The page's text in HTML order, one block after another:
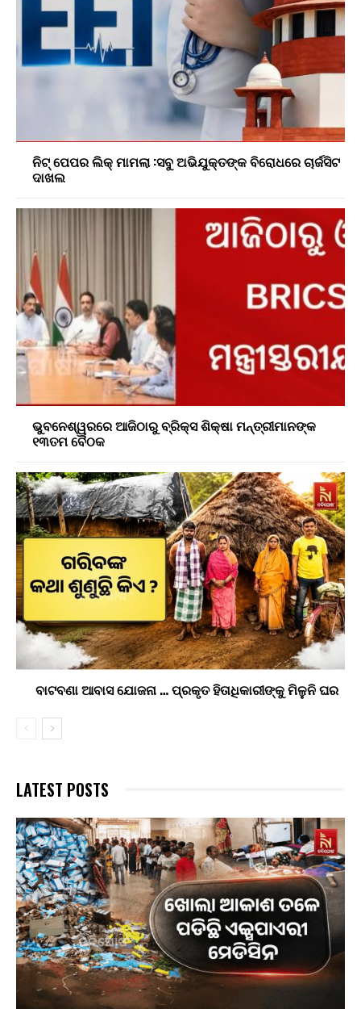
ନିଟ୍ ପେପର ଲିକ୍ ମାମଲା :ସବୁ ଅଭିଯୁକ୍ତଙ୍କ ବିରୋଧରେ ଚାର୍ଜସିଟ
ଦାଖଲ
ଭୁବନେଶ୍ୱରରେ ଆଜିଠାରୁ ବ୍ରିକ୍ସ ଶିକ୍ଷା ମନ୍ତ୍ରୀମାନଙ୍କ
୧୩ତମ ବୈଠକ
ବାଟବଣା ଆବାସ ଯୋଜନା … ପ୍ରକୃତ ହିତାଧିକାରୀଙ୍କୁ ମିଳୁନି ଘର
LATEST POSTS